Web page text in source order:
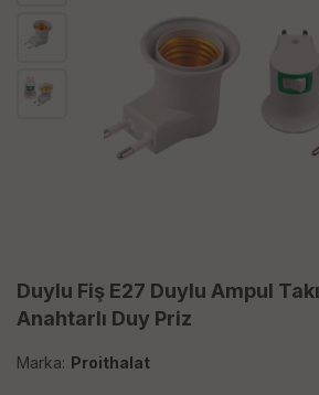
Duylu Fiş E27 Duylu Ampul
Anahtarlı Duy Priz
Marka: Proithalat